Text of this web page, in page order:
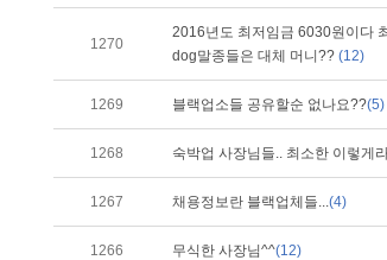
1270
2016년도 최저임금 6030원이다
dog말종들은 대체 머니?? (12)
1269 블랙업소들 공유할순 없나요??(5)
1268 숙박업 사장님들.. 최소한 이렇게
1267 채용정보란 블랙업체들...(4)
1266 무식한 사장님^^(12)